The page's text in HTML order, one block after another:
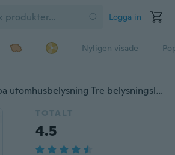
Logga in
Nyligen visade
Basebollträ ficklampa utomhusbelysning Tre belysningsläge LED Super Bright Baton fackla för nöd- och självförsvar (inget batteri)
TOTALT
4.5